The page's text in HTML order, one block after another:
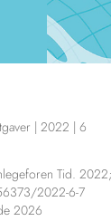
| 2022 | 6
Tid.
2022-6-7
2026